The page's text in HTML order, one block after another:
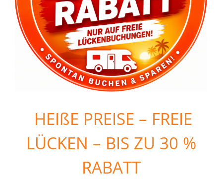
HEIßE PREISE – FREIE
LÜCKEN – BIS ZU 30 %
RABATT